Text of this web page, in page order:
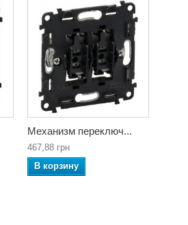
Механизм переключ...
467,88 грн
В корзину